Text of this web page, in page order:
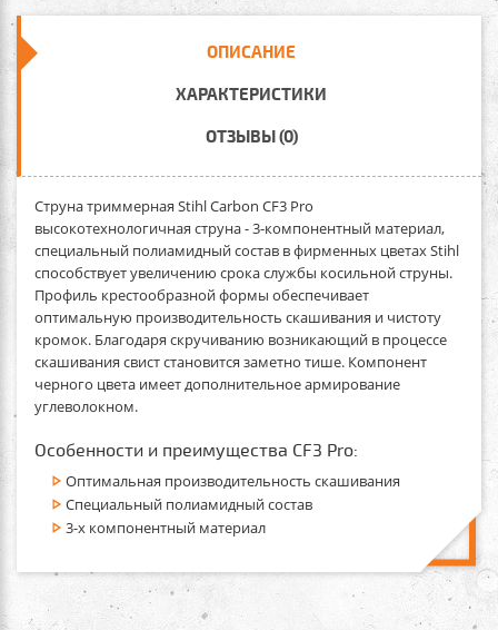
ОПИСАНИЕ
ХАРАКТЕРИСТИКИ
ОТЗЫВЫ (0)
Cтруна триммерная Stihl Carbon CF3 Pro
высокотехнологичная струна - 3-компонентный материал,
специальный полиамидный состав в фирменных цветах Stihl
способствует увеличению срока службы косильной струны.
Профиль крестообразной формы обеспечивает
оптимальную производительность скашивания и чистоту
кромок. Благодаря скручиванию возникающий в процессе
скашивания свист становится заметно тише. Компонент
черного цвета имеет дополнительное армирование
углеволокном.
Особенности и преимущества CF3 Pro:
Оптимальная производительность скашивания
Специальный полиамидный состав
3-х компонентный материал